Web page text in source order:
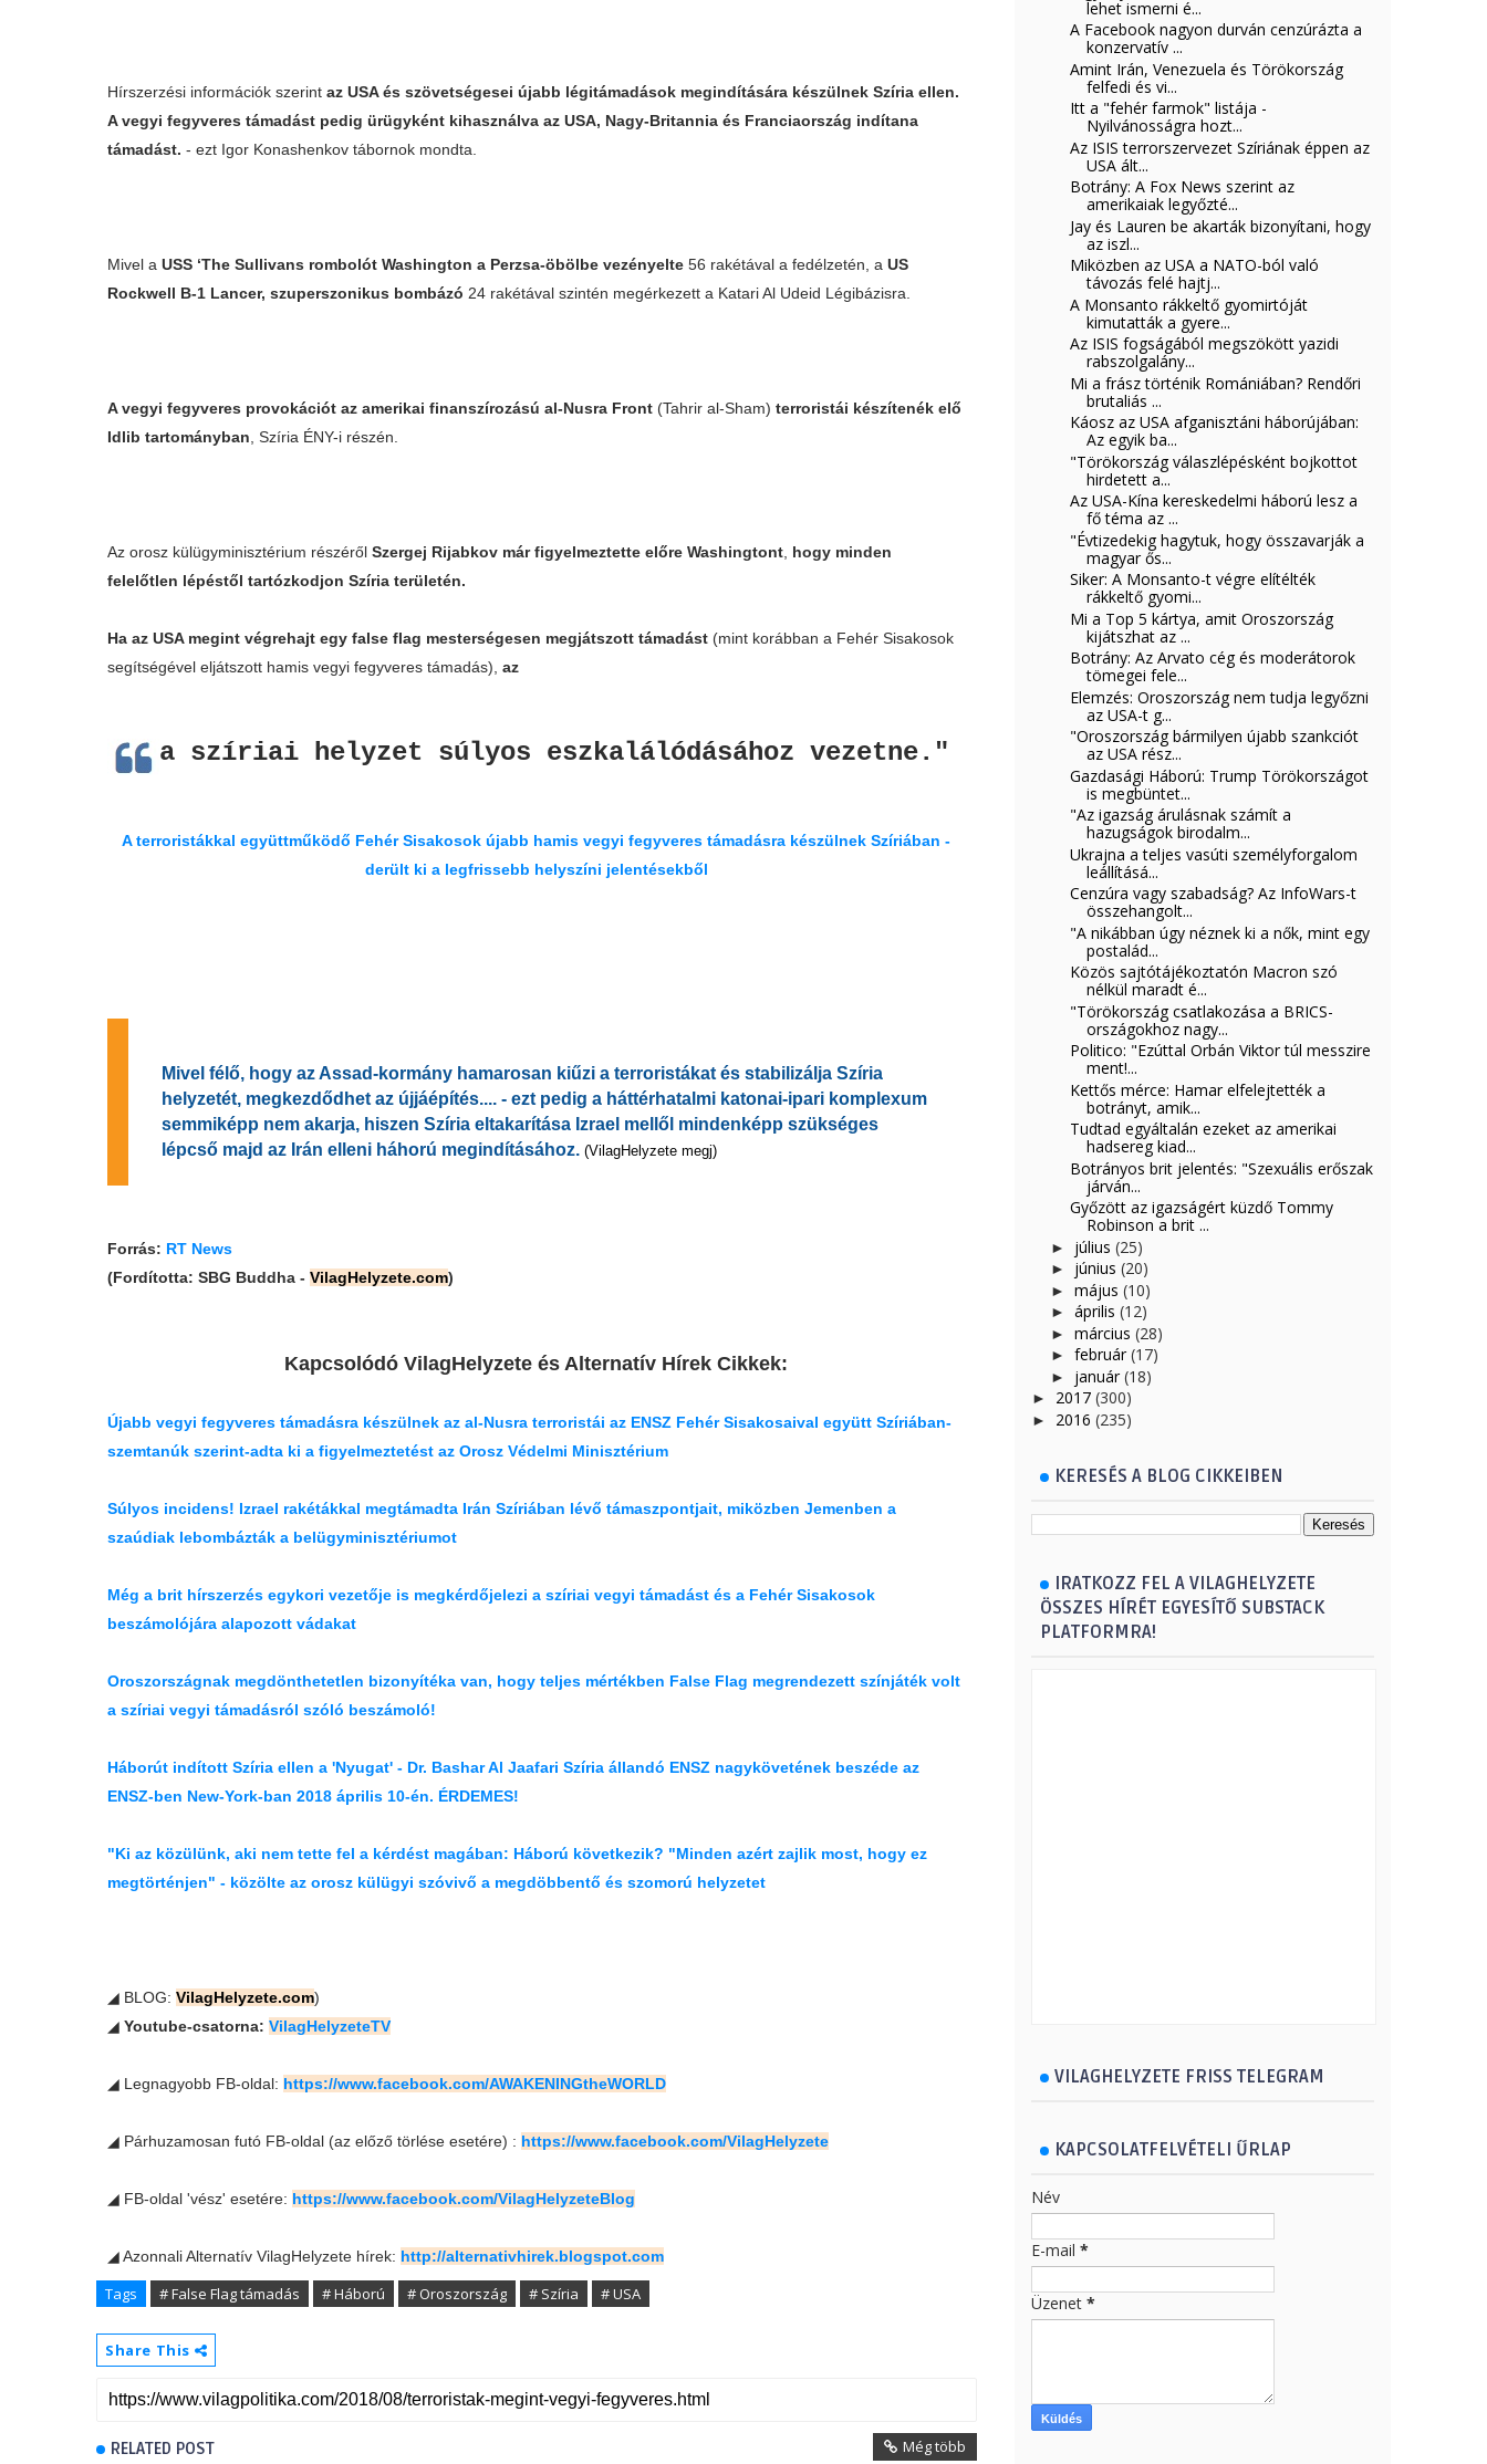
Hírszerzési információk szerint az USA és szövetségesei újabb légitámadások megindítására készülnek Szíria ellen.
A vegyi fegyveres támadást pedig ürügyként kihasználva az USA, Nagy-Britannia és Franciaország indítana
támadást. - ezt Igor Konashenkov tábornok mondta.
Mivel a USS ‘The Sullivans rombolót Washington a Perzsa-öbölbe vezényelte 56 rakétával a fedélzetén, a US
Rockwell B-1 Lancer, szuperszonikus bombázó 24 rakétával szintén megérkezett a Katari Al Udeid Légibázisra.
A vegyi fegyveres provokációt az amerikai finanszírozású al-Nusra Front (Tahrir al-Sham) terroristái készítenék elő
Idlib tartományban , Szíria ÉNY-i részén.
Az orosz külügyminisztérium részéről Szergej Rijabkov már figyelmeztette előre Washingtont hogy minden
felelőtlen lépéstől tartózkodjon Szíria területén.
Ha az USA megint végrehajt egy false flag mesterségesen megjátszott támadást (mint korábban a Fehér Sisakosok
segítségével eljátszott hamis vegyi fegyveres támadás), az
a szíriai helyzet súlyos eszkalálódásához vezetne."
A terroristákkal együttműködő Fehér Sisakosok újabb hamis vegyi fegyveres támadásra készülnek Szíriában -
derült ki a legfrissebb helyszíni jelentésekből
Mivel félő, hogy az Assad-kormány hamarosan kiűzi a terroristákat és stabilizálja Szíria
helyzetét, megkezdődhet az újjáépítés.... - ezt pedig a háttérhatalmi katonai-ipari komplexum
semmiképp nem akarja, hiszen Szíria eltakarítása Izrael mellől mindenképp szükséges
lépcső majd az Irán elleni háhorú megindításához. (VilagHelyzete megj)
Forrás: RT News
(Fordította: SBG Buddha - VilagHelyzete.com)
Kapcsolódó VilagHelyzete és Alternatív Hírek Cikkek:
Újabb vegyi fegyveres támadásra készülnek az al-Nusra terroristái az ENSZ Fehér Sisakosaival együtt Szíriában-
szemtanúk szerint-adta ki a figyelmeztetést az Orosz Védelmi Minisztérium
Súlyos incidens! Izrael rakétákkal megtámadta Irán Szíriában lévő támaszpontjait, miközben Jemenben a
szaúdiak lebombázták a belügyminisztériumot
Még a brit hírszerzés egykori vezetője is megkérdőjelezi a szíriai vegyi támadást és a Fehér Sisakosok
beszámolójára alapozott vádakat
Oroszországnak megdönthetetlen bizonyítéka van, hogy teljes mértékben False Flag megrendezett színjáték volt
a szíriai vegyi támadásról szóló beszámoló!
Háborút indított Szíria ellen a 'Nyugat' - Dr. Bashar Al Jaafari Szíria állandó ENSZ nagykövetének beszéde az
ENSZ-ben New-York-ban 2018 április 10-én. ÉRDEMES!
"Ki az közülünk, aki nem tette fel a kérdést magában: Háború következik? "Minden azért zajlik most, hogy ez
megtörténjen" - közölte az orosz külügyi szóvivő a megdöbbentő és szomorú helyzetet
◢ BLOG: VilagHelyzete.com)
◢ Youtube-csatorna: VilagHelyzeteTV
◢ Legnagyobb FB-oldal: https://www.facebook.com/AWAKENINGtheWORLD
◢ Párhuzamosan futó FB-oldal (az előző törlése esetére) : https://www.facebook.com/VilagHelyzete
◢ FB-oldal 'vész' esetére: https://www.facebook.com/VilagHelyzeteBlog
◢ Azonnali Alternatív VilagHelyzete hírek: http://alternativhirek.blogspot.com
Tags # False Flag támadás # Háború # Oroszország # Szíria # USA
Share This
RELATED POST Még több
lehet ismerni é...
A Facebook nagyon durván cenzúrázta a
konzervatív ...
Amint Irán, Venezuela és Törökország
felfedi és vi...
Itt a "fehér farmok" listája -
Nyilvánosságra hozt...
Az ISIS terrorszervezet Szíriának éppen az
USA ált...
Botrány: A Fox News szerint az
amerikaiak legyőzté...
Jay és Lauren be akarták bizonyítani, hogy
az iszl...
Miközben az USA a NATO-ból való
távozás felé hajtj...
A Monsanto rákkeltő gyomirtóját
kimutatták a gyere...
Az ISIS fogságából megszökött yazidi
rabszolgalány...
Mi a frász történik Romániában? Rendőri
brutaliás ...
Káosz az USA afganisztáni háborújában:
Az egyik ba...
"Törökország válaszlépésként bojkottot
hirdetett a...
Az USA-Kína kereskedelmi háború lesz a
fő téma az ...
"Évtizedekig hagytuk, hogy összavarják a
magyar ős...
Siker: A Monsanto-t végre elítélték
rákkeltő gyomi...
Mi a Top 5 kártya, amit Oroszország
kijátszhat az ...
Botrány: Az Arvato cég és moderátorok
tömegei fele...
Elemzés: Oroszország nem tudja legyőzni
az USA-t g...
"Oroszország bármilyen újabb szankciót
az USA rész...
Gazdasági Háború: Trump Törökországot
is megbüntet...
"Az igazság árulásnak számít a
hazugságok birodalm...
Ukrajna a teljes vasúti személyforgalom
leállításá...
Cenzúra vagy szabadság? Az InfoWars-t
összehangolt...
"A nikábban úgy néznek ki a nők, mint egy
postalád...
Közös sajtótájékoztatón Macron szó
nélkül maradt é...
"Törökország csatlakozása a BRICS-
országokhoz nagy...
Politico: "Ezúttal Orbán Viktor túl messzire
ment!...
Kettős mérce: Hamar elfelejtették a
botrányt, amik...
Tudtad egyáltalán ezeket az amerikai
hadsereg kiad...
Botrányos brit jelentés: "Szexuális erőszak
járván...
Győzött az igazságért küzdő Tommy
Robinson a brit ...
► július (25)
► június (20)
► május (10)
► április (12)
► március (28)
► február (17)
► január (18)
► 2017 (300)
► 2016 (235)
KERESÉS A BLOG CIKKEIBEN
IRATKOZZ FEL A VILAGHELYZETE
ÖSSZES HÍRÉT EGYESÍTŐ SUBSTACK
PLATFORMRA!
VILAGHELYZETE FRISS TELEGRAM
KAPCSOLATFELVÉTELI ŰRLAP
Név
E-mail *
Üzenet *